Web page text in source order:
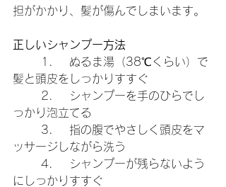
担がかかり、髪が傷んでしまいます。
正しいシャンプー方法
髪と頭皮をしっかりすすぐ
っかり泡立てる
ッサージしながら洗う
にしっかりすすぐ